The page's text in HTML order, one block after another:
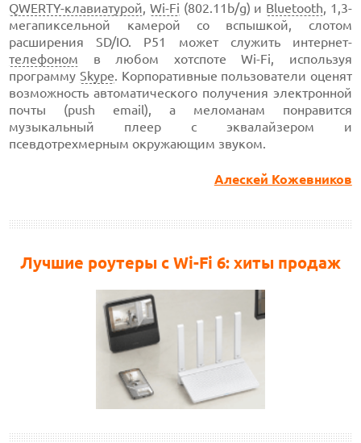
QWERTY-клавиатурой, Wi-Fi (802.11b/g) и Bluetooth, 1,3-
мегапиксельной камерой со вспышкой, слотом
расширения SD/IO. P51 может служить интернет-
телефоном в любом хотспоте Wi-Fi, используя
программу Skype. Корпоративные пользователи оценят
возможность автоматического получения электронной
почты (push email), а меломанам понравится
музыкальный плеер с эквалайзером и
псевдотрехмерным окружающим звуком.
Алескей Кожевников
Лучшие роутеры с Wi-Fi 6: хиты продаж